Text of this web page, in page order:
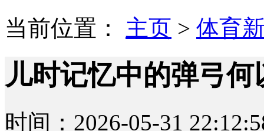
当前位置： 主页 > 体育
儿时记忆中的弹弓
时间：2026-05-31